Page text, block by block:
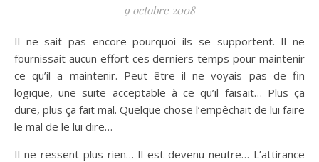
9 octobre 2008
Il ne sait pas encore pourquoi ils se supportent. Il ne
fournissait aucun effort ces derniers temps pour maintenir
ce qu’il a maintenir. Peut être il ne voyais pas de fin
logique, une suite acceptable à ce qu’il faisait… Plus ça
dure, plus ça fait mal. Quelque chose l’empêchait de lui faire
le mal de le lui dire…
Il ne ressent plus rien… Il est devenu neutre… L’attirance